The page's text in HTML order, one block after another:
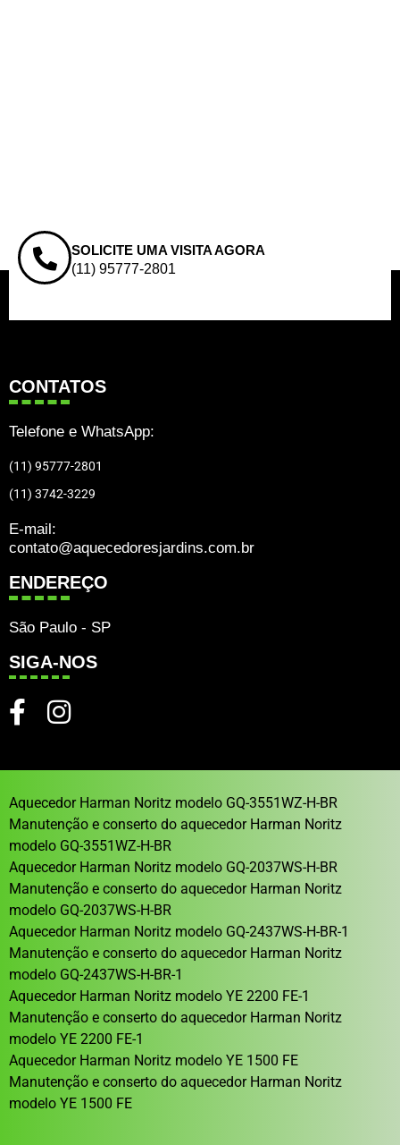
SOLICITE UMA VISITA AGORA
(11) 95777-2801
CONTATOS
Telefone e WhatsApp:
(11) 95777-2801
(11) 3742-3229
E-mail:
contato@aquecedoresjardins.com.br
ENDEREÇO
São Paulo - SP
SIGA-NOS
Aquecedor Harman Noritz modelo GQ-3551WZ-H-BR
Manutenção e conserto do aquecedor Harman Noritz
modelo GQ-3551WZ-H-BR
Aquecedor Harman Noritz modelo GQ-2037WS-H-BR
Manutenção e conserto do aquecedor Harman Noritz
modelo GQ-2037WS-H-BR
Aquecedor Harman Noritz modelo GQ-2437WS-H-BR-1
Manutenção e conserto do aquecedor Harman Noritz
modelo GQ-2437WS-H-BR-1
Aquecedor Harman Noritz modelo YE 2200 FE-1
Manutenção e conserto do aquecedor Harman Noritz
modelo YE 2200 FE-1
Aquecedor Harman Noritz modelo YE 1500 FE
Manutenção e conserto do aquecedor Harman Noritz
modelo YE 1500 FE